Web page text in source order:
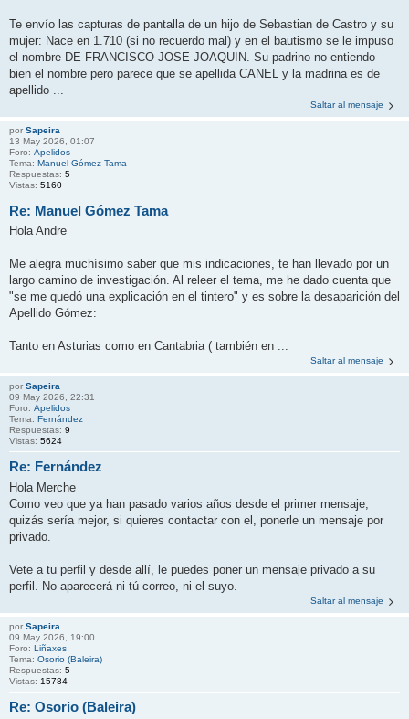
Te envío las capturas de pantalla de un hijo de Sebastian de Castro y su
mujer: Nace en 1.710 (si no recuerdo mal) y en el bautismo se le impuso
el nombre DE FRANCISCO JOSE JOAQUIN. Su padrino no entiendo
bien el nombre pero parece que se apellida CANEL y la madrina es de
apellido ...
Saltar al mensaje
por Sapeira
13 May 2026, 01:07
Foro: Apelidos
Tema: Manuel Gómez Tama
Respuestas: 5
Vistas: 5160
Re: Manuel Gómez Tama
Hola Andre
Me alegra muchísimo saber que mis indicaciones, te han llevado por un
largo camino de investigación. Al releer el tema, me he dado cuenta que
"se me quedó una explicación en el tintero" y es sobre la desaparición del
Apellido Gómez:
Tanto en Asturias como en Cantabria ( también en ...
Saltar al mensaje
por Sapeira
09 May 2026, 22:31
Foro: Apelidos
Tema: Fernández
Respuestas: 9
Vistas: 5624
Re: Fernández
Hola Merche
Como veo que ya han pasado varios años desde el primer mensaje,
quizás sería mejor, si quieres contactar con el, ponerle un mensaje por
privado.
Vete a tu perfil y desde allí, le puedes poner un mensaje privado a su
perfil. No aparecerá ni tú correo, ni el suyo.
Saltar al mensaje
por Sapeira
09 May 2026, 19:00
Foro: Liñaxes
Tema: Osorio (Baleira)
Respuestas: 5
Vistas: 15784
Re: Osorio (Baleira)